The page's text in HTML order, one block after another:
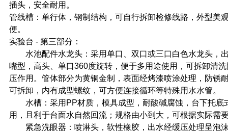
插头，安全耐用。
管线槽：单行体，钢制结构，可自行拆卸检修线路，外型美
便。
实验台 - 第三部分：
水池配件水龙头：采用单口、双口或三口白色水龙头，
嘴型，高头、单口360度旋转，便于多用途使用，可拆卸清
压作用。管体部分为黄铜金制，表面经烤漆喷涂处理，防锈
可拆卸，内有成型螺纹，可方便连接循环等特殊用水水管。
水槽：采用PP材质，模具成型，耐酸碱腐蚀，台下托底
用，且利于台面水自然回流；规格由小到大，可根据实际需
紧急洗眼器：喷淋头，软性橡胶，出水经缓压处理呈泡